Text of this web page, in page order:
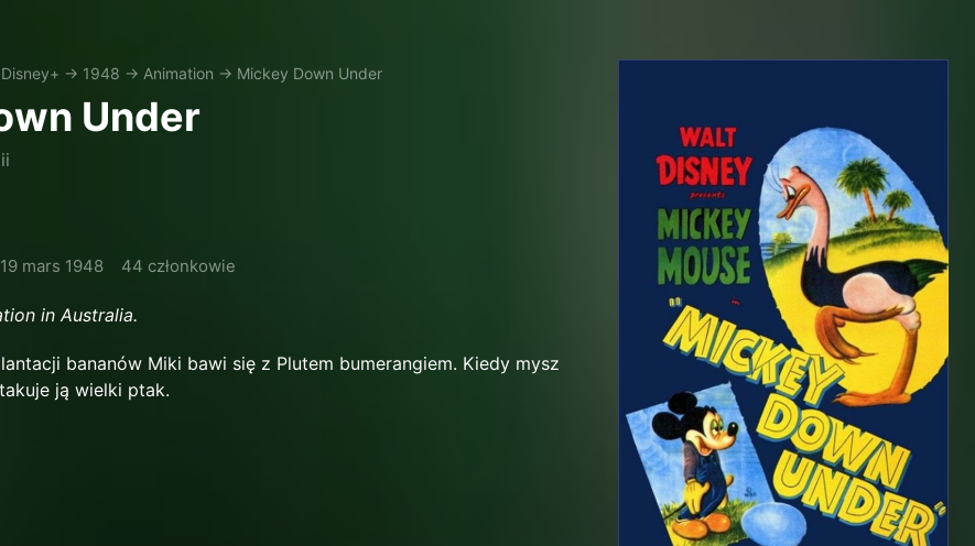
Disney+ → 1948 → Animation → Mickey Down Under
Under
19 mars 1948 44 członkowie
in Australia.
bananów Miki bawi się z Plutem bumerangiem. Kiedy mysz
ją wielki ptak.